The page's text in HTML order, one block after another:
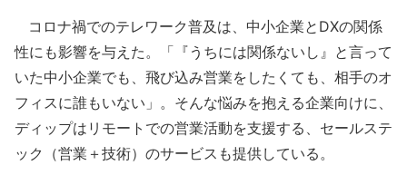
コロナ禍でのテレワーク普及は、中小企業とDXの関係
性にも影響を与えた。「『うちには関係ないし』と言って
いた中小企業でも、飛び込み営業をしたくても、相手のオ
フィスに誰もいない」。そんな悩みを抱える企業向けに、
ディップはリモートでの営業活動を支援する、セールステ
ック（営業＋技術）のサービスも提供している。